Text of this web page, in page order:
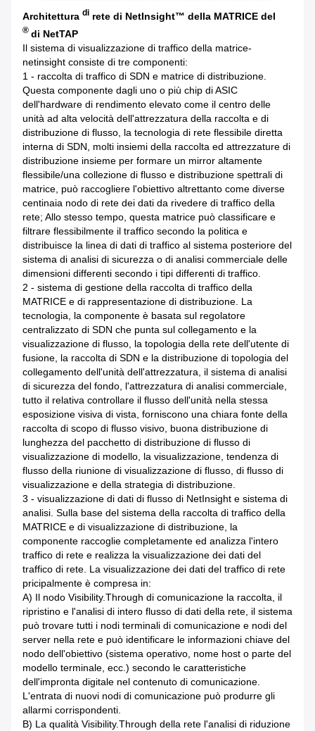
Architettura di rete di NetInsight™ della MATRICE del
® di NetTAP
Il sistema di visualizzazione di traffico della matrice-
netinsight consiste di tre componenti:
1 - raccolta di traffico di SDN e matrice di distribuzione.
Questa componente dagli uno o più chip di ASIC
dell'hardware di rendimento elevato come il centro delle
unità ad alta velocità dell'attrezzatura della raccolta e di
distribuzione di flusso, la tecnologia di rete flessibile diretta
interna di SDN, molti insiemi della raccolta ed attrezzature di
distribuzione insieme per formare un mirror altamente
flessibile/una collezione di flusso e distribuzione spettrali di
matrice, può raccogliere l'obiettivo altrettanto come diverse
centinaia nodo di rete dei dati da rivedere di traffico della
rete; Allo stesso tempo, questa matrice può classificare e
filtrare flessibilmente il traffico secondo la politica e
distribuisce la linea di dati di traffico al sistema posteriore del
sistema di analisi di sicurezza o di analisi commerciale delle
dimensioni differenti secondo i tipi differenti di traffico.
2 - sistema di gestione della raccolta di traffico della
MATRICE e di rappresentazione di distribuzione. La
tecnologia, la componente è basata sul regolatore
centralizzato di SDN che punta sul collegamento e la
visualizzazione di flusso, la topologia della rete dell'utente di
fusione, la raccolta di SDN e la distribuzione di topologia del
collegamento dell'unità dell'attrezzatura, il sistema di analisi
di sicurezza del fondo, l'attrezzatura di analisi commerciale,
tutto il relativa controllare il flusso dell'unità nella stessa
esposizione visiva di vista, forniscono una chiara fonte della
raccolta di scopo di flusso visivo, buona distribuzione di
lunghezza del pacchetto di distribuzione di flusso di
visualizzazione di modello, la visualizzazione, tendenza di
flusso della riunione di visualizzazione di flusso, di flusso di
visualizzazione e della strategia di distribuzione.
3 - visualizzazione di dati di flusso di NetInsight e sistema di
analisi. Sulla base del sistema della raccolta di traffico della
MATRICE e di visualizzazione di distribuzione, la
componente raccoglie completamente ed analizza l'intero
traffico di rete e realizza la visualizzazione dei dati del
traffico di rete. La visualizzazione dei dati del traffico di rete
pricipalmente è compresa in:
A) Il nodo Visibility.Through di comunicazione la raccolta, il
ripristino e l'analisi di intero flusso di dati della rete, il sistema
può trovare tutti i nodi terminali di comunicazione e nodi del
server nella rete e può identificare le informazioni chiave del
nodo dell'obiettivo (sistema operativo, nome host o parte del
modello terminale, ecc.) secondo le caratteristiche
dell'impronta digitale nel contenuto di comunicazione.
L'entrata di nuovi nodi di comunicazione può produrre gli
allarmi corrispondenti.
B) La qualità Visibility.Through della rete l'analisi di riduzione